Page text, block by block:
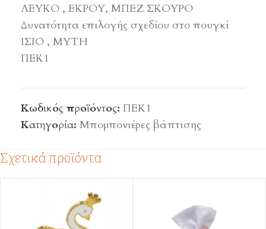
ΛΕΥΚΟ , ΕΚΡΟΥ, ΜΠΕΖ ΣΚΟΥΡΟ
Δυνατότητα επιλογής σχεδίου στο πουγκί
ΙΣΙΟ , ΜΥΤΗ
ΠΕΚ1
Κωδικός προϊόντος: ΠΕΚ1
Κατηγορία: Μπομπονιέρες βάπτισης
Σχετικά προϊόντα